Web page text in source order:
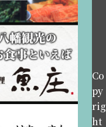
Co
py
rig
ht